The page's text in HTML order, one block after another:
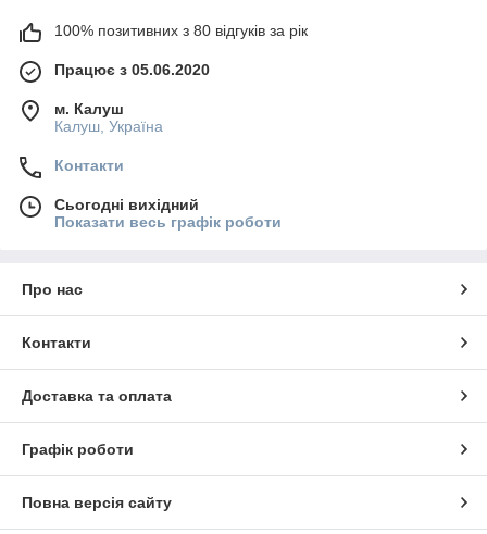
100% позитивних з 80 відгуків за рік
Працює з 05.06.2020
м. Калуш
Калуш, Україна
Контакти
Сьогодні вихідний
Показати весь графік роботи
Про нас
Контакти
Доставка та оплата
Графік роботи
Повна версія сайту